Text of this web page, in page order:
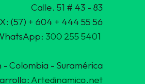
Calle. 51 # 43 - 83
(57) + 604 + 444 55 56
300 255 5401
- Colombia - Suramérica
Artedinamico.net